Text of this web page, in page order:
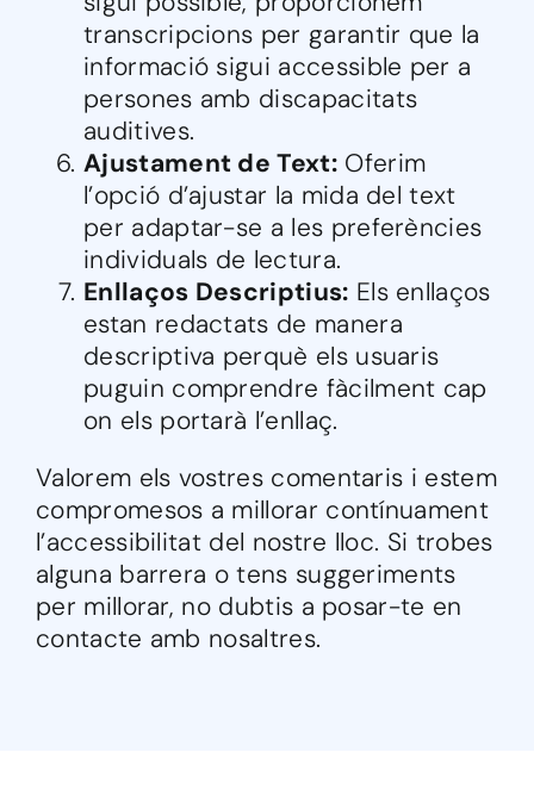
transcripcions per garantir que la
informació sigui accessible per a
persones amb discapacitats
auditives.
Ajustament de Text:Oferim
l’opció d’ajustar la mida del text
per adaptar-se a les preferències
individuals de lectura.
Enllaços Descriptius: Els enllaços
estan redactats de manera
descriptiva perquè els usuaris
puguin comprendre fàcilment cap
on els portarà l’enllaç.
Valorem els vostres comentaris i estem
compromesos a millorar contínuament
l’accessibilitat del nostre lloc. Si trobes
alguna barrera o tens suggeriments
per millorar, no dubtis a posar-te en
contacte amb nosaltres.